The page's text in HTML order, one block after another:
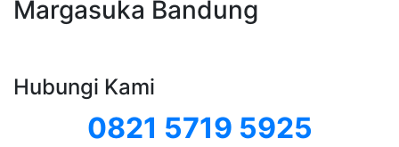
Margasuka Bandung
Hubungi Kami
0821 5719 5925